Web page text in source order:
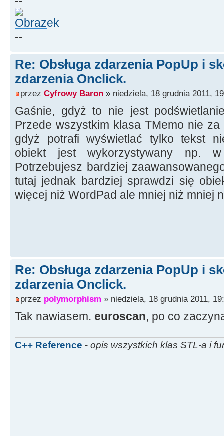
memo
00 81
memo
memo->SetFocus();
}
--
Re: Obsługa zdarzenia PopUp i
zdarzenia Onclick.
przez Cyfrowy Baron » niedziela, 18 grudnia 2011,
Gaśnie, gdyż to nie jest
Przede wszystkim klasa TMemo nie
gdyż potrafi wyświetlać tylko tekst
obiekt jest wykorzystywany np. w
Potrzebujesz bardziej
tutaj jednak bardziej sprawdzi się
więcej niż WordPad ale mniej niż mniej
Re: Obsługa zdarzenia PopUp i
zdarzenia Onclick.
przez polymorphism » niedziela, 18 grudnia 2011,
Tak nawiasem. euroscan, po co
C++ Reference - opis wszystkich klas STL-a i